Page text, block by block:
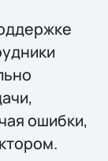
ошибки,